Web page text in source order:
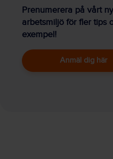
Prenumerera på vårt
arbetsmiljö för fler tips
exempel!
Anmäl dig här